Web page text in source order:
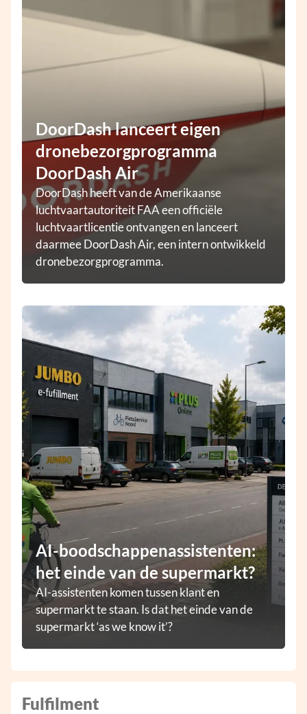
AI-boodschappenassistenten:
het einde van de supermarkt?
AI-assistenten komen tussen klant en
supermarkt te staan. Is dat het einde van de
supermarkt ‘as we know it’?
DoorDash lanceert eigen
dronebezorgprogramma
DoorDash Air
DoorDash heeft van de Amerikaanse
luchtvaartautoriteit FAA een officiële
luchtvaartlicentie ontvangen en lanceert
daarmee DoorDash Air, een intern ontwikkeld
dronebezorgprogramma.
Fulfilment